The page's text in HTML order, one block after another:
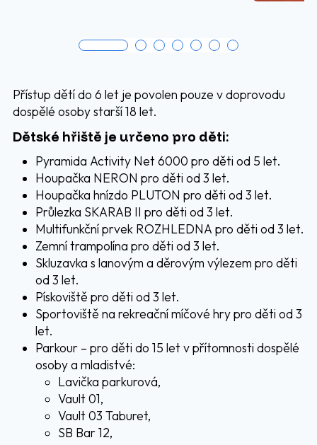
Přístup dětí do 6 let je povolen pouze v doprovodu
dospělé osoby starší 18 let.
Dětské hřiště je určeno pro děti:
Pyramida Activity Net 6000 pro děti od 5 let.
Houpačka NERON pro děti od 3 let.
Houpačka hnízdo PLUTON pro děti od 3 let.
Průlezka SKARAB II pro děti od 3 let.
Multifunkční prvek ROZHLEDNA pro děti od 3 let.
Zemní trampolína pro děti od 3 let.
Skluzavka s lanovým a děrovým výlezem pro děti
od 3 let.
Pískoviště pro děti od 3 let.
Sportoviště na rekreační míčové hry pro děti od 3
let.
Parkour – pro děti do 15 let v přítomnosti dospělé
osoby a mladistvé:
Lavička parkurová,
Vault 01,
Vault 03 Taburet,
SB Bar 12,